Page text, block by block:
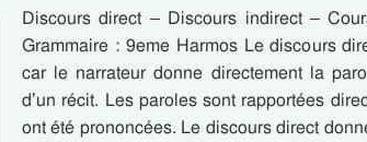
Discours direct – Discours indirect –
Grammaire : 9eme Harmos Le discours
car le narrateur donne directement la
d’un récit. Les paroles sont rapportées
ont été prononcées. Le discours direct